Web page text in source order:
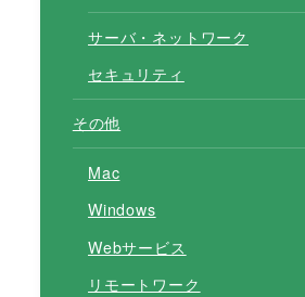
サーバ・ネットワーク
セキュリティ
その他
Mac
Windows
Webサービス
リモートワーク